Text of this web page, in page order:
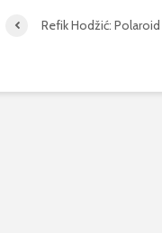
Refik Hodžić: